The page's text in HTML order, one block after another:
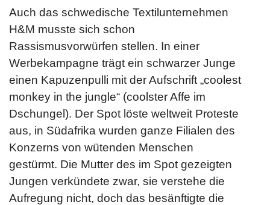
Auch das schwedische Textilunternehmen
H&M musste sich schon
Rassismusvorwürfen stellen. In einer
Werbekampagne trägt ein schwarzer Junge
einen Kapuzenpulli mit der Aufschrift „coolest
monkey in the jungle“ (coolster Affe im
Dschungel). Der Spot löste weltweit Proteste
aus, in Südafrika wurden ganze Filialen des
Konzerns von wütenden Menschen
gestürmt. Die Mutter des im Spot gezeigten
Jungen verkündete zwar, sie verstehe die
Aufregung nicht, doch das besänftigte die